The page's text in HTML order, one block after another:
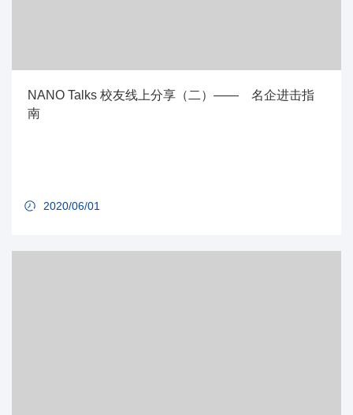
NANO Talks 校友线上分享（二）—— 名企进击指
南
2020/06/01